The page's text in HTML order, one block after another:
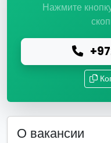
Нажмите
О вакансии